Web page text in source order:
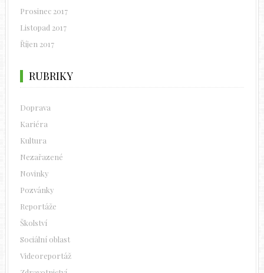
Prosinec 2017
Listopad 2017
Říjen 2017
RUBRIKY
Doprava
Kariéra
Kultura
Nezařazené
Novinky
Pozvánky
Reportáže
Školství
Sociální oblast
Videoreportáž